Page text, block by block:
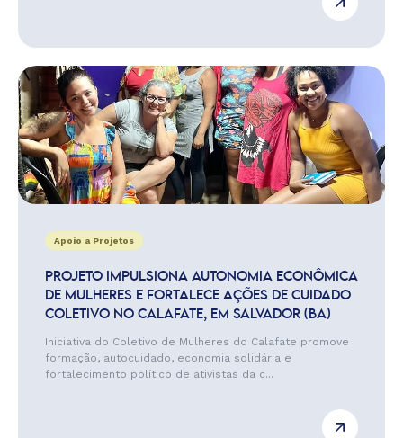
Apoio a Projetos
PROJETO IMPULSIONA AUTONOMIA ECONÔMICA
DE MULHERES E FORTALECE AÇÕES DE CUIDADO
COLETIVO NO CALAFATE, EM SALVADOR (BA)
Iniciativa do Coletivo de Mulheres do Calafate promove
formação, autocuidado, economia solidária e
fortalecimento político de ativistas da c...